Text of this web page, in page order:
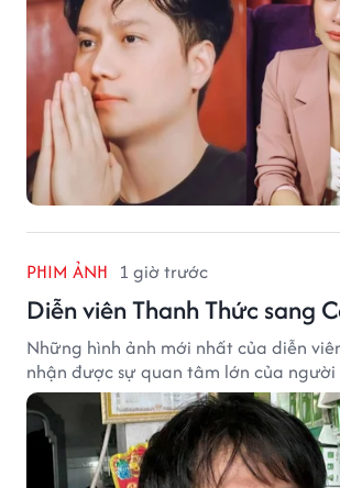
PHIM ẢNH 1 giờ trước
Diễn viên Thanh Thức sang
Những hình ảnh mới nhất của diễn
nhận được sự quan tâm lớn của người